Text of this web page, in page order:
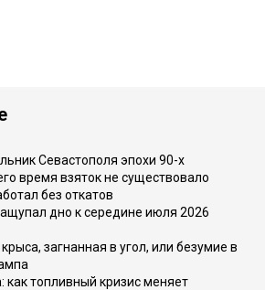
Севастополя эпохи 90-х
время взяток не существовало
без откатов
дно к середине июля 2026
загнанная в угол, или безумие в
как топливный кризис меняет